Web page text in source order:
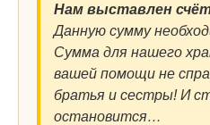
Нам выставлен счёт
Данную сумму
Сумма для нашего
вашей помощи не
братья и сестры! И
остановится…